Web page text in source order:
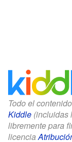
Todo el
Kiddle (incluidas
libremente para
licencia